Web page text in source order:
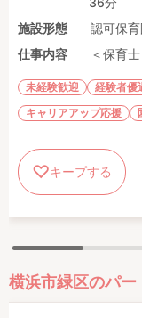
施設形態
認可保育
仕事内容
＜保育
未経験歓迎 経験者優
キャリアアップ応援
キープする
横浜市緑区のパー